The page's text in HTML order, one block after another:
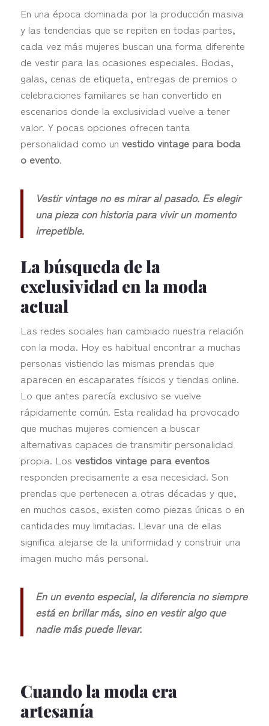
En una época dominada por la producción masiva
y las tendencias que se repiten en todas partes,
cada vez más mujeres buscan una forma diferente
de vestir para las ocasiones especiales. Bodas,
galas, cenas de etiqueta, entregas de premios o
celebraciones familiares se han convertido en
escenarios donde la exclusividad vuelve a tener
valor. Y pocas opciones ofrecen tanta
personalidad como un vestido vintage para boda
o evento.
Vestir vintage no es mirar al pasado. Es elegir
una pieza con historia para vivir un momento
irrepetible.
La búsqueda de la
exclusividad en la moda
actual
Las redes sociales han cambiado nuestra relación
con la moda. Hoy es habitual encontrar a muchas
personas vistiendo las mismas prendas que
aparecen en escaparates físicos y tiendas online.
Lo que antes parecía exclusivo se vuelve
rápidamente común. Esta realidad ha provocado
que muchas mujeres comiencen a buscar
alternativas capaces de transmitir personalidad
propia. Los vestidos vintage para eventos
responden precisamente a esa necesidad. Son
prendas que pertenecen a otras décadas y que,
en muchos casos, existen como piezas únicas o en
cantidades muy limitadas. Llevar una de ellas
significa alejarse de la uniformidad y construir una
imagen mucho más personal.
En un evento especial, la diferencia no siempre
está en brillar más, sino en vestir algo que
nadie más puede llevar.
Cuando la moda era
artesanía